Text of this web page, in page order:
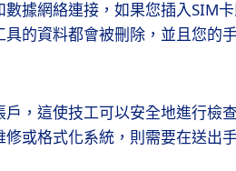
據網絡連接，如果您插入SIM
的資料都會被刪除，並且您的
，這使技工可以安全地進行檢
或格式化系統，則需要在送出